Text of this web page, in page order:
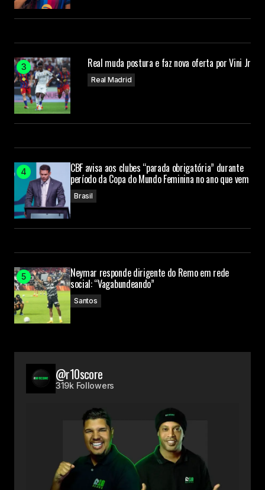
Real muda postura e faz nova oferta por Vini Jr
Real Madrid
CBF avisa aos clubes “parada obrigatória” durante
período da Copa do Mundo Feminina no ano que vem
Brasil
Neymar responde dirigente do Remo em rede
social: “Vagabundeando”
Santos
@r10score
319k Followers